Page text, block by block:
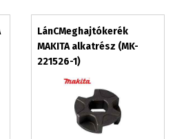
LánCMeghajtókerék
MAKITA alkatrész (MK-
221526-1)